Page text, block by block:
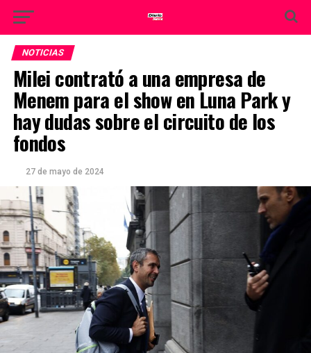
NOTICIAS
Milei contrató a una empresa de
Menem para el show en Luna Park y
hay dudas sobre el circuito de los
fondos
27 de mayo de 2024